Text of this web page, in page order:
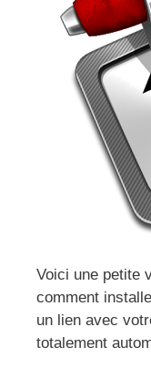
Voici une petite
comment
un lien avec
totalement